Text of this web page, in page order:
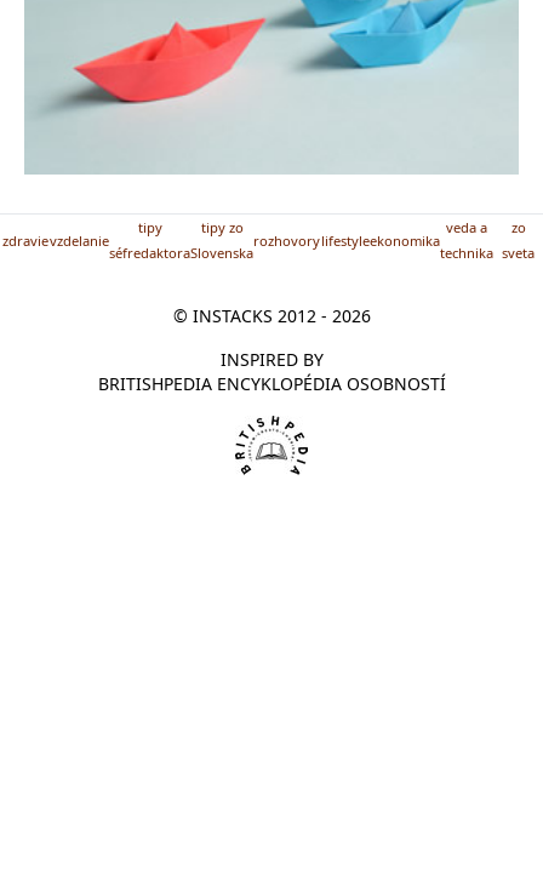
zdravievzdelanie
tipy
séfredaktora
tipy zo
Slovenska
rozhovorylifestyleekonomika
veda a
technika
zo
sveta
© INSTACKS 2012 - 2026
INSPIRED BY
BRITISHPEDIA ENCYKLOPÉDIA OSOBNOSTÍ